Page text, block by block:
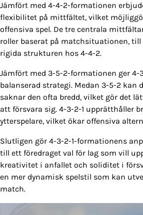
Jämfört med 4-4-2-formationen
flexibilitet på mittfältet, vilket
offensiva spel. De tre centrala
roller baserat på matchsituationen,
rigida strukturen hos 4-4-2.
Jämfört med 3-5-2-formationen ger 4-
balanserad strategi. Medan 3-5-2 kan
saknar den ofta bredd, vilket gör det
att försvara sig. 4-3-2-1 upprätthåller
ytterspelare, vilket ökar offensiva
Slutligen gör 4-3-2-1-formationens
till ett föredraget val för lag som vill
kreativitet i anfallet och soliditet i
en mer dynamisk spelstil som kan
match.